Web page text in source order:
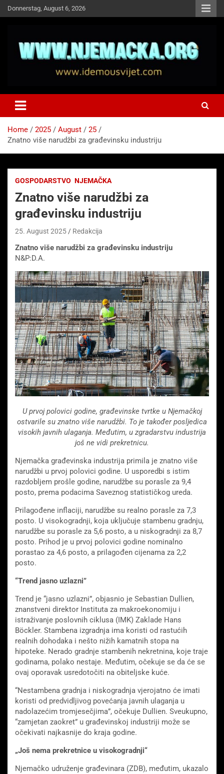
Skip
to
Donnerstag, August 6, 2026
Idemo u Svijet-Njemacka!
Home 2025 August
25
Znatno više narudžbi za građevinsku industriju
GOSPODARSTVO NJEMAČKA
Znatno više narudžbi za
građevinsku industriju
25. August 2025 Redakcija
Znatno više narudžbi za građevinsku industriju
N&P:D.A.
U prvoj polovici godine, građevinske tvrtke u Njemačkoj
ostvarile su znatno više narudžbi. To je također posljedica
visokih javnih ulaganja. Međutim, u zgradarstvu industrija
još ne vidi prekretnicu.
Njemačka građevinska industrija primila je znatno više
narudžbi u prvoj polovici godine. U usporedbi s istim
razdobljem prošle godine, narudžbe su porasle za 9,4
posto, prema podacima Saveznog statističkog ureda.
Prilagođene inflaciji, narudžbe su realno porasle za 7,3
posto. U visokogradnji, koja uključuje stambenu gradnju,
narudžbe su porasle za 5,6 posto, a u niskogradnji za 8,7
posto. Prihod je u prvoj polovici godine nominalno
porastao za 4,6 posto, a prilagođen cijenama za 2,2
posto.
“Trend jasno uzlazni”
Trend je “jasno uzlazni”, objasnio je Sebastian Dullien,
znanstveni direktor Instituta za makroekonomiju i
istraživanje poslovnih ciklusa (IMK) Zaklade Hans
Böckler. Stambena izgradnja ima koristi od rastućih
realnih dohodaka i nešto nižih kamatnih stopa na
hipoteke. Nerado gradnje stambenih nekretnina, koje traje
godinama, polako nestaje. Međutim, očekuje se da će se
ovaj oporavak usredotočiti na obiteljske kuće.
“Nestambena gradnja i niskogradnja vjerojatno će imati
koristi od predvidljivog povećanja javnih ulaganja u
nadolazećim tromjesečjima”, očekuje Dullien. Sveukupno,
“zamjetan zaokret” u građevinskoj industriji može se
očekivati ​​najkasnije do kraja godine.
„Još nema prekretnice u visokogradnji“
Njemačko udruženje građevinara (ZDB), međutim, ukazalo